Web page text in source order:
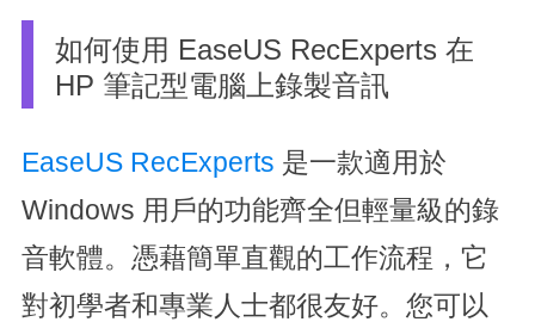
如何使用 EaseUS RecExperts 在
HP 筆記型電腦上錄製音訊
EaseUS RecExperts 是一款適用於
Windows 用戶的功能齊全但輕量級的錄
音軟體。憑藉簡單直觀的工作流程，它
對初學者和專業人士都很友好。您可以